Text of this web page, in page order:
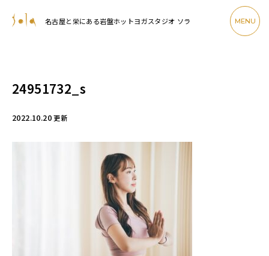
名古屋と栄にある岩盤ホットヨガスタジオ ソラ MENU
24951732_s
2022.10.20更新